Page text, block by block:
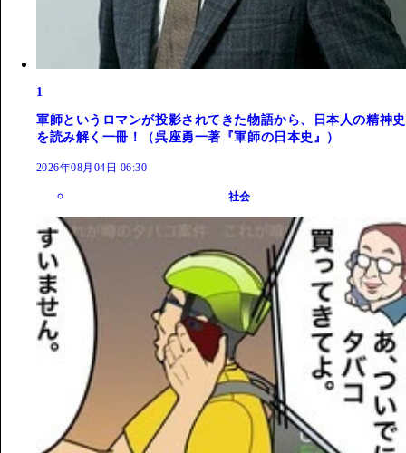
1
軍師というロマンが投影されてきた物語から、日本人の精神史
を読み解く一冊！（呉座勇一著『軍師の日本史』）
2026年08月04日 06:30
社会